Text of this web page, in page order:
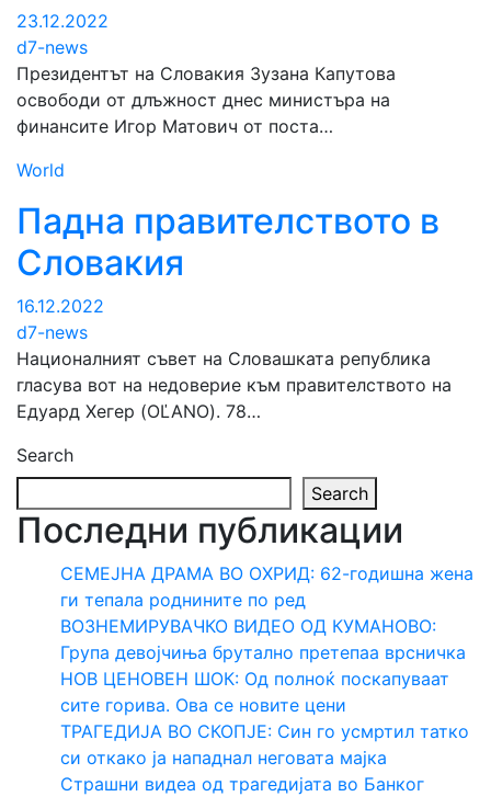
23.12.2022
d7-news
Президентът на Словакия Зузана Капутова
освободи от длъжност днес министъра на
финансите Игор Матович от поста…
World
Падна правителството в
Словакия
16.12.2022
d7-news
Националният съвет на Словашката република
гласува вот на недоверие към правителството на
Едуард Хегер (OĽANO). 78…
Search
Search
Последни публикации
СЕМЕЈНА ДРАМА ВО ОХРИД: 62-годишна жена
ги тепала роднините по ред
ВОЗНЕМИРУВАЧКО ВИДЕО ОД КУМАНОВО:
Група девојчиња брутално претепаа врсничка
НОВ ЦЕНОВЕН ШОК: Од полноќ поскапуваат
сите горива. Ова се новите цени
ТРАГЕДИЈА ВО СКОПЈЕ: Син го усмртил татко
си откако ја нападнал неговата мајка
Страшни видеа од трагедијата во Банког